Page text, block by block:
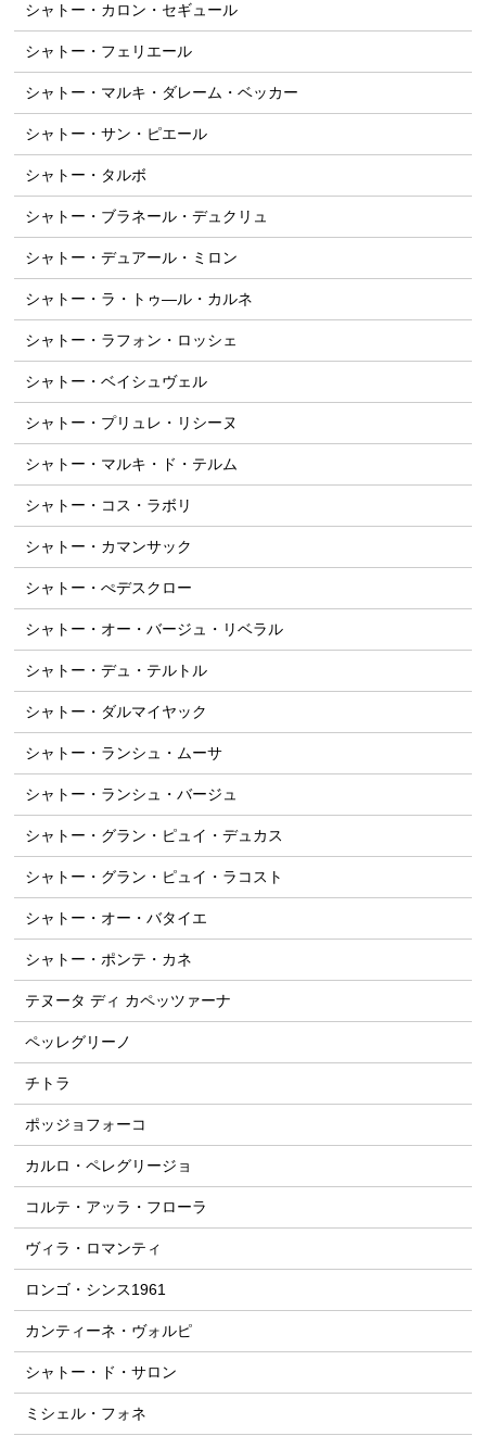
シャトー・カロン・セギュール
シャトー・フェリエール
シャトー・マルキ・ダレーム・ベッカー
シャトー・サン・ピエール
シャトー・タルボ
シャトー・ブラネール・デュクリュ
シャトー・デュアール・ミロン
シャトー・ラ・トゥ―ル・カルネ
シャトー・ラフォン・ロッシェ
シャトー・ベイシュヴェル
シャトー・プリュレ・リシーヌ
シャトー・マルキ・ド・テルム
シャトー・コス・ラボリ
シャトー・カマンサック
シャトー・ぺデスクロー
シャトー・オー・バージュ・リベラル
シャトー・デュ・テルトル
シャトー・ダルマイヤック
シャトー・ランシュ・ムーサ
シャトー・ランシュ・バージュ
シャトー・グラン・ピュイ・デュカス
シャトー・グラン・ピュイ・ラコスト
シャトー・オー・バタイエ
シャトー・ポンテ・カネ
テヌータ ディ カペッツァーナ
ペッレグリーノ
チトラ
ポッジョフォーコ
カルロ・ペレグリージョ
コルテ・アッラ・フローラ
ヴィラ・ロマンティ
ロンゴ・シンス1961
カンティーネ・ヴォルピ
シャトー・ド・サロン
ミシェル・フォネ